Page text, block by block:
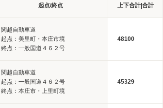
起点/終点
上下合計|合計
関越自動車道
起点：美里町・本庄市境
終点：一般国道４６２号
48100
関越自動車道
起点：一般国道４６２号
終点：本庄市・上里町境
45329